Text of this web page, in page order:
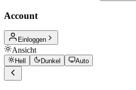
Account
Einloggen
Ansicht
Hell Dunkel Auto